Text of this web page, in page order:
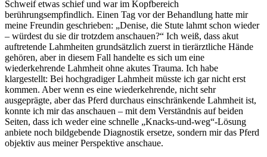
Schweif etwas schief und war im Kopfbereich
berührungsempfindlich. Einen Tag vor der Behandlung hatte mir
meine Freundin geschrieben: „Denise, die Stute lahmt schon wieder
– würdest du sie dir trotzdem anschauen?“ Ich weiß, dass akut
auftretende Lahmheiten grundsätzlich zuerst in tierärztliche Hände
gehören, aber in diesem Fall handelte es sich um eine
wiederkehrende Lahmheit ohne akutes Trauma. Ich habe
klargestellt: Bei hochgradiger Lahmheit müsste ich gar nicht erst
kommen. Aber wenn es eine wiederkehrende, nicht sehr
ausgeprägte, aber das Pferd durchaus einschränkende Lahmheit ist,
konnte ich mir das anschauen – mit dem Verständnis auf beiden
Seiten, dass ich weder eine schnelle „Knacks-und-weg“-Lösung
anbiete noch bildgebende Diagnostik ersetze, sondern mir das Pferd
objektiv aus meiner Perspektive anschaue.